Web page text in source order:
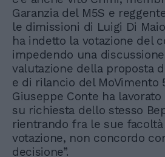
Garanzia del M5S e
le dimissioni di Luigi Di
ha indetto la votazione del
impedendo una
valutazione della proposta
e di rilancio del MoVimento
Giuseppe Conte ha
su richiesta dello stesso
rientrando fra le sue
votazione, non concordo
decisione”.